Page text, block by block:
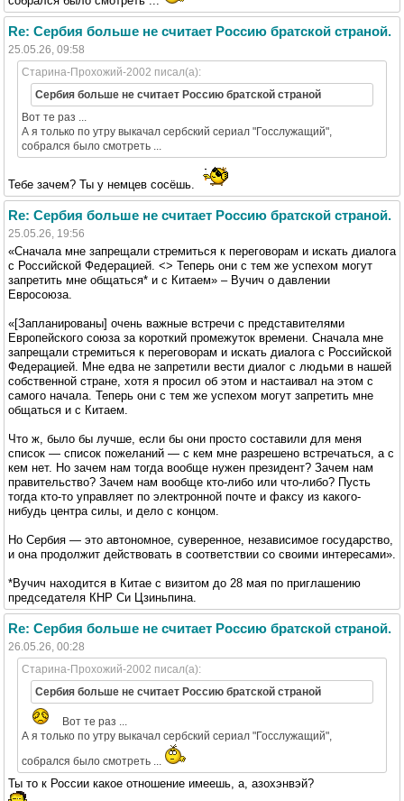
Re: Сербия больше не считает Россию братской страной.
25.05.26, 09:58
Старина-Прохожий-2002 писал(а):
Сербия больше не считает Россию братской страной
Вот те раз ...
А я только по утру выкачал сербский сериал "Госслужащий",
собрался было смотреть ...
Тебе зачем? Ты у немцев сосёшь.
Re: Сербия больше не считает Россию братской страной.
25.05.26, 19:56
«Сначала мне запрещали стремиться к переговорам и искать диалога
с Российской Федерацией. <> Теперь они с тем же успехом могут
запретить мне общаться* и с Китаем» – Вучич о давлении
Евросоюза.
«[Запланированы] очень важные встречи с представителями
Европейского союза за короткий промежуток времени. Сначала мне
запрещали стремиться к переговорам и искать диалога с Российской
Федерацией. Мне едва не запретили вести диалог с людьми в нашей
собственной стране, хотя я просил об этом и настаивал на этом с
самого начала. Теперь они с тем же успехом могут запретить мне
общаться и с Китаем.
Что ж, было бы лучше, если бы они просто составили для меня
список — список пожеланий — с кем мне разрешено встречаться, а с
кем нет. Но зачем нам тогда вообще нужен президент? Зачем нам
правительство? Зачем нам вообще кто-либо или что-либо? Пусть
тогда кто-то управляет по электронной почте и факсу из какого-
нибудь центра силы, и дело с концом.
Но Сербия — это автономное, суверенное, независимое государство,
и она продолжит действовать в соответствии со своими интересами».
*Вучич находится в Китае с визитом до 28 мая по приглашению
председателя КНР Си Цзиньпина.
Re: Сербия больше не считает Россию братской страной.
26.05.26, 00:28
Старина-Прохожий-2002 писал(а):
Сербия больше не считает Россию братской страной
Вот те раз ...
А я только по утру выкачал сербский сериал "Госслужащий",
собрался было смотреть ...
Ты то к России какое отношение имеешь, а, азохэнвэй?